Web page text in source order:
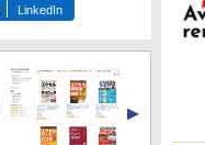
LinkedIn
▲